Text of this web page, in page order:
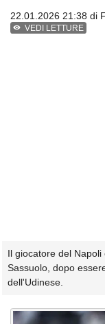
22.01.2026 21:38 di
VEDI LETTURE
Il giocatore del
Sassuolo, dopo
dell'Udinese.